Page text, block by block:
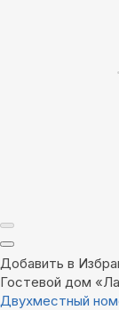
Добавить в
Гостевой дом
Двухместный